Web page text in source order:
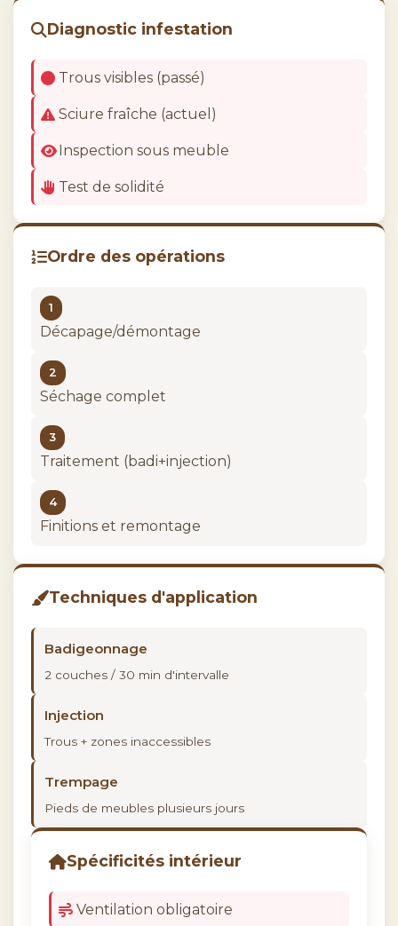
Diagnostic infestation
Trous visibles (passé)
Sciure fraîche (actuel)
Inspection sous meuble
Test de solidité
Ordre des opérations
1
Décapage/démontage
2
Séchage complet
3
Traitement (badi+injection)
4
Finitions et remontage
Techniques d'application
Badigeonnage
2 couches / 30 min d'intervalle
Injection
Trous + zones inaccessibles
Trempage
Pieds de meubles plusieurs jours
Spécificités intérieur
Ventilation obligatoire